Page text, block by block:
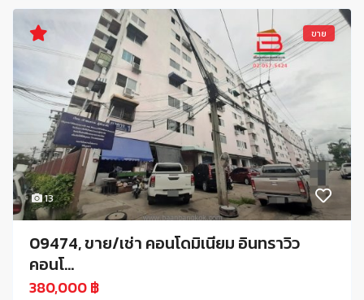
13
ขาย
09474, ขาย/เช่า คอนโดมิเนียม อินทราวิว
คอนโ...
380,000 ฿